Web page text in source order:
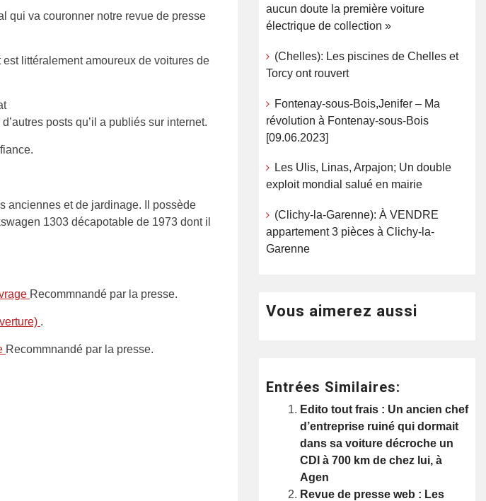
qui va couronner notre revue de presse
littéralement amoureux de voitures de
posts qu’il a publiés sur internet.
anciennes et de jardinage. Il possède
1303 décapotable de 1973 dont il
Recommnandé par la presse.
.
Recommnandé par la presse.
aucun doute la première voiture
électrique de collection »
(Chelles): Les piscines de Chelles et
Torcy ont rouvert
Fontenay-sous-Bois,Jenifer – Ma
révolution à Fontenay-sous-Bois
[09.06.2023]
Les Ulis, Linas, Arpajon; Un double
exploit mondial salué en mairie
(Clichy-la-Garenne): À VENDRE
appartement 3 pièces à Clichy-la-
Garenne
Vous aimerez aussi
Entrées Similaires:
Edito tout frais : Un ancien chef
d’entreprise ruiné qui dormait
dans sa voiture décroche un
CDI à 700 km de chez lui, à
Agen
Revue de presse web : Les